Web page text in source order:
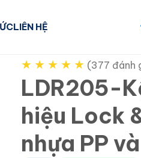
LIÊN HỆ
★ ★ ★ ★ ★ (377 đánh
LDR205-
hiệu Lock
nhựa PP